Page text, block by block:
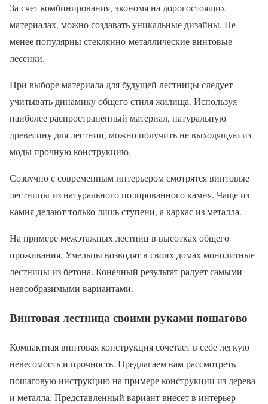
За счет комбинирования, экономя на дорогостоящих
материалах, можно создавать уникальные дизайны. Не
менее популярны стеклянно-металлические винтовые
лесенки.
При выборе материала для будущей лестницы следует
учитывать динамику общего стиля жилища. Используя
наиболее распространенный материал, натуральную
древесину для лестниц, можно получить не выходящую из
моды прочную конструкцию.
Созвучно с современным интерьером смотрятся винтовые
лестницы из натурального полированного камня. Чаще из
камня делают только лишь ступени, а каркас из металла.
На примере межэтажных лестниц в высотках общего
проживания. Умельцы возводят в своих домах монолитные
лестницы из бетона. Конечный результат радует самыми
невообразимыми вариантами.
Винтовая лестница своими руками пошагово
Компактная винтовая конструкция сочетает в себе легкую
невесомость и прочность. Предлагаем вам рассмотреть
пошаговую инструкцию на примере конструкции из дерева
и металла. Представленный вариант внесет в интерьер